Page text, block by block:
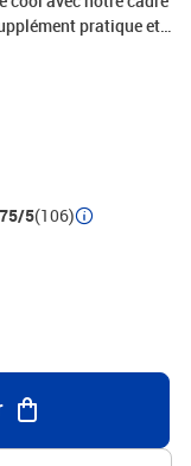
pratique et
pin massif, ce cadre
livraison inclut un
Le lit est facile
en bois de pin
213 x 125 x 66 cm (L
: 120 x 200 cm (l x L)
5(106)